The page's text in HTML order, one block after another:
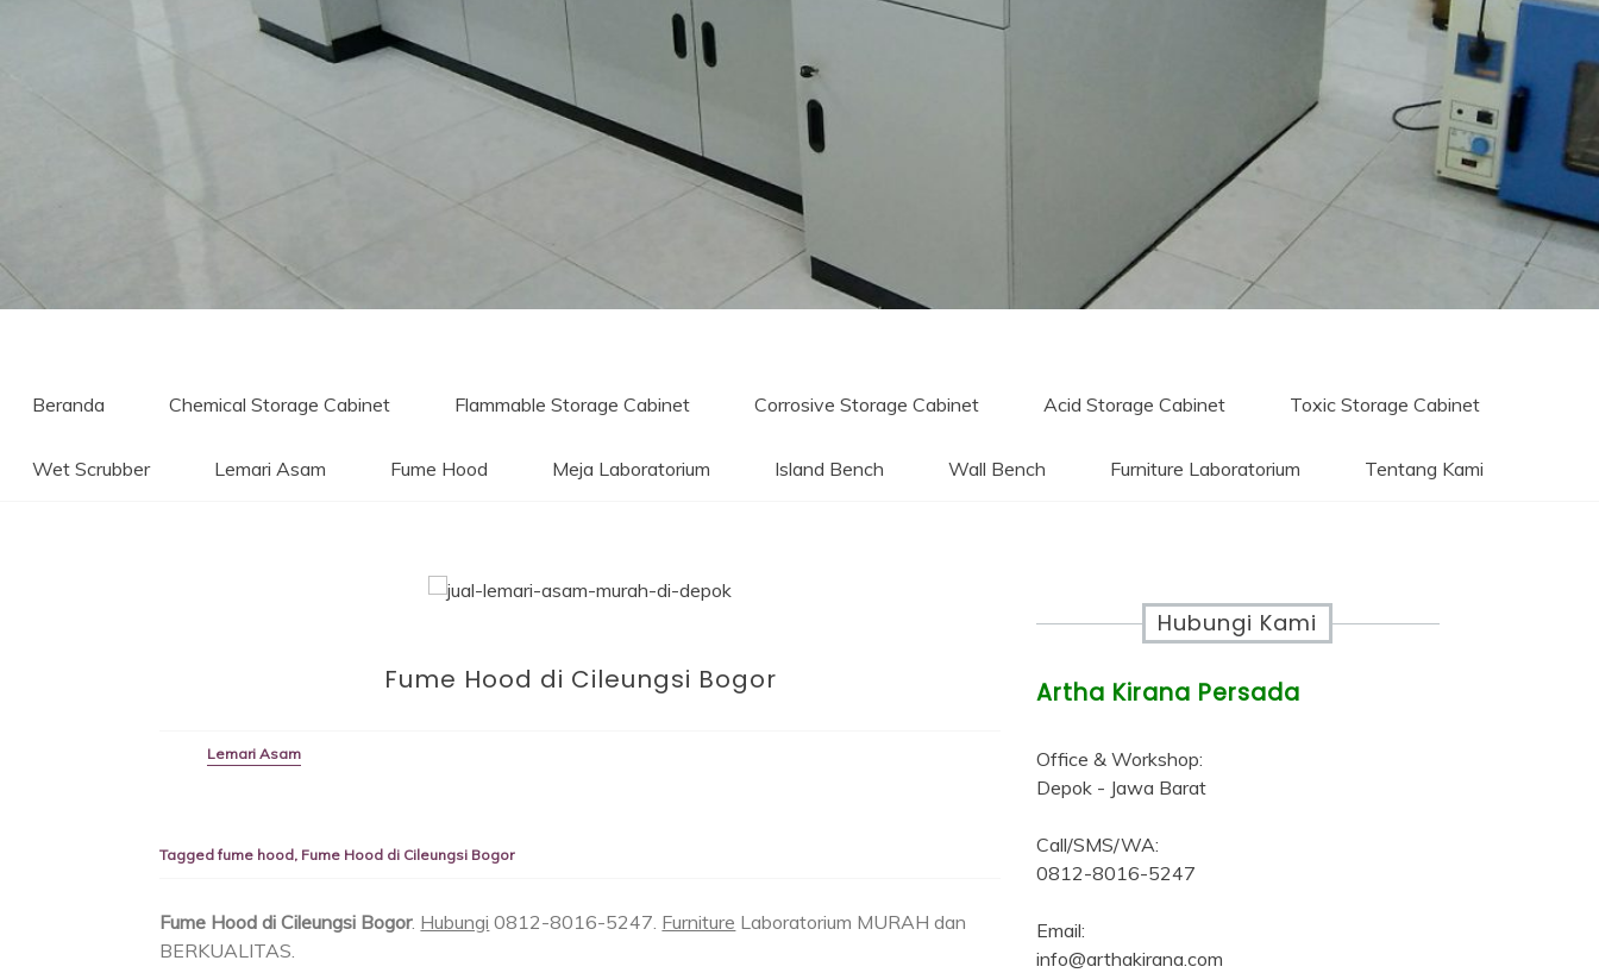
Beranda Chemical Storage Cabinet Flammable Storage Cabinet Corrosive Storage Cabinet Acid Storage Cabinet Toxic Storage Cabinet
Wet Scrubber Lemari Asam Fume Hood Meja Laboratorium Island Bench Wall Bench Furniture Laboratorium Tentang Kami
Fume Hood di Cileungsi Bogor
Lemari Asam
Taggedfume hood, Fume Hood di Cileungsi Bogor
Fume Hood di Cileungsi Bogor. Hubungi 0812-8016-5247. Furniture Laboratorium MURAH dan
BERKUALITAS.
Hubungi Kami
Artha Kirana Persada
Office & Workshop:
Depok - Jawa Barat
Call/SMS/WA:
0812-8016-5247
Email:
info@arthakirana.com